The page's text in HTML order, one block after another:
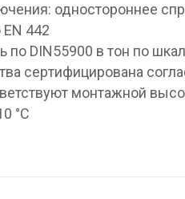
одностороннее
442
DIN55900 в тон по
cepтифицирована
монтажной
°C